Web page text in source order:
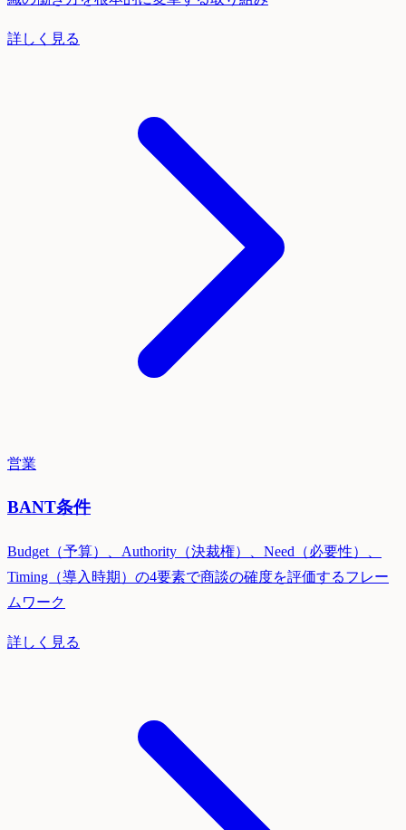
詳しく見る
営業
BANT条件
Budget（予算）、Authority（決裁権）、Need（必要性）、
Timing（導入時期）の4要素で商談の確度を評価するフレー
ムワーク
詳しく見る